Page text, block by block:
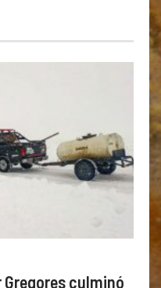
culminó